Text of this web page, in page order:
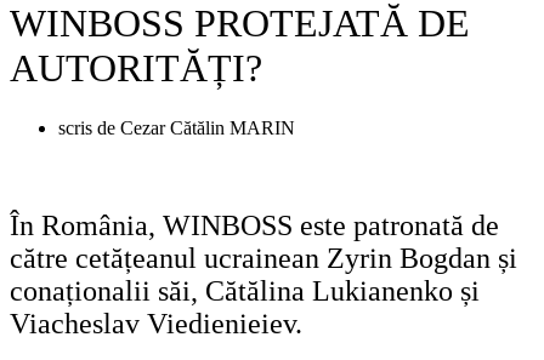
WINBOSS PROTEJATĂ DE
AUTORITĂȚI?
scris de Cezar Cătălin MARIN
În România, WINBOSS este patronată de
către cetățeanul ucrainean Zyrin Bogdan și
conaționalii săi, Cătălina Lukianenko și
Viacheslav Viedienieiev.